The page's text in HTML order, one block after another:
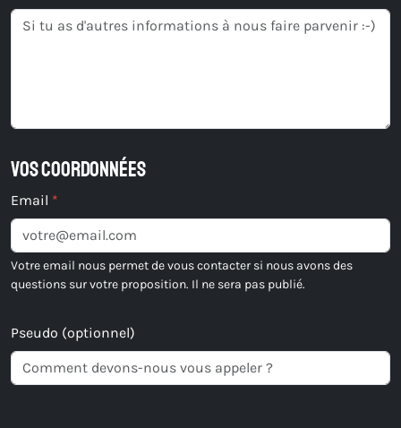
Vos coordonnées
Email *
Votre email nous permet de vous contacter si nous avons des
questions sur votre proposition. Il ne sera pas publié.
Pseudo (optionnel)